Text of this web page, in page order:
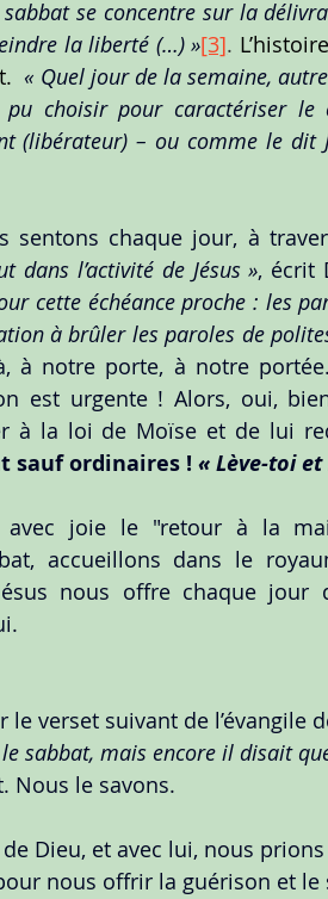
se concentre sur la
la liberté (…) »[3].
« Quel jour de la semaine,
choisir pour caractériser le
(libérateur) – ou comme le dit
sentons chaque jour, à
dans l’activité de Jésus »
cette échéance proche : les
à brûler les paroles de
à notre porte, à notre portée.
est urgente ! Alors, oui,
à la loi de Moïse et de lui
sauf ordinaires ! « Lève-toi
avec joie le "retour à la
accueillons dans le
nous offre chaque jour
verset suivant de l’évangile
sabbat, mais encore il disait
Nous le savons.
Dieu, et avec lui, nous prions
nous offrir la guérison et le